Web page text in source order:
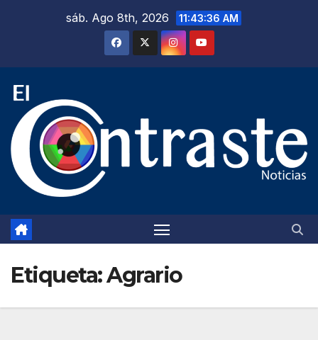
sáb. Ago 8th, 2026 11:43:37 AM
Etiqueta:Agrario